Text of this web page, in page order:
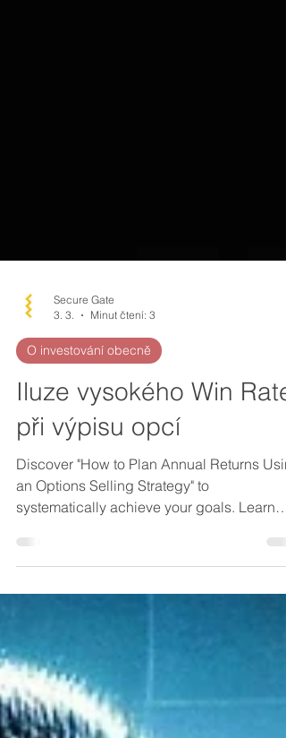
3. 3.
Minut čtení: 3
O investování obecně
Iluze vysokého Win Rate
při výpisu opcí
Discover "How to Plan Annual Returns
an Options Selling Strategy" to
systematically achieve your goals. Learn